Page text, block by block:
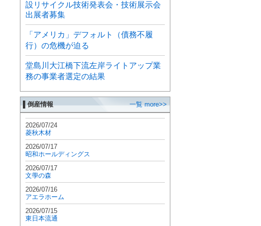
設リサイクル技術発表会・技術展示会
出展者募集
「アメリカ」デフォルト（債務不履
行）の危機が迫る
堂島川大江橋下流左岸ライトアップ業
務の事業者選定の結果
▌倒産情報 一覧 more>>
2026/07/24
菱秋木材
2026/07/17
昭和ホールディングス
2026/07/17
文學の森
2026/07/16
アエラホーム
2026/07/15
東日本流通